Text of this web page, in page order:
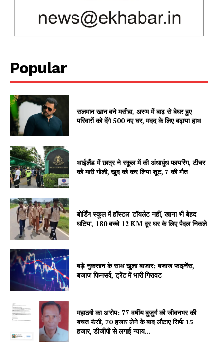
Popular
सलमान खान बने मसीहा, असम में बाढ़ से बेघर हुए
परिवारों को देंगे 500 नए घर, मदद के लिए बढ़ाया हाथ
थाईलैंड में छात्र ने स्कूल में की अंधाधुंध फायरिंग, टीचर
को मारी गोली, खुद को कर लिया शूट, 7 की मौत
बोर्डिंग स्कूल में हॉस्टल-टॉयलेट नहीं, खाना भी बेहद
घटिया, 180 बच्चे 12 KM दूर घर के लिए पैदल निकले
बड़े नुकसान के साथ खुला बाजार; बजाज फाइनेंस,
बजाज फिनसर्व, ट्रेंट में भारी गिरावट
महाठगी का आरोप: 77 वर्षीय बुजुर्ग की जीवनभर की
बचत फंसी, 70 हजार लेने के बाद लौटाए सिर्फ 15
हजार, डीजीपी से लगाई न्याय...